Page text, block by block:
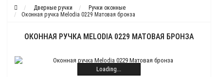
Дверные ручки
Ручки оконные
Оконная ручка Melodia 0229 Матовая бронза
ОКОННАЯ РУЧКА MELODIA 0229 МАТОВАЯ БРОНЗА
Loading...